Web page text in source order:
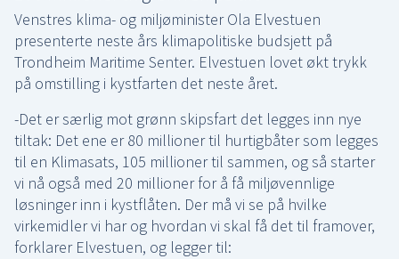
Venstres klima- og miljøminister Ola Elvestuen
presenterte neste års klimapolitiske budsjett på
Trondheim Maritime Senter. Elvestuen lovet økt trykk
på omstilling i kystfarten det neste året.
-Det er særlig mot grønn skipsfart det legges inn nye
tiltak: Det ene er 80 millioner til hurtigbåter som legges
til en Klimasats, 105 millioner til sammen, og så starter
vi nå også med 20 millioner for å få miljøvennlige
løsninger inn i kystflåten. Der må vi se på hvilke
virkemidler vi har og hvordan vi skal få det til framover,
forklarer Elvestuen, og legger til: